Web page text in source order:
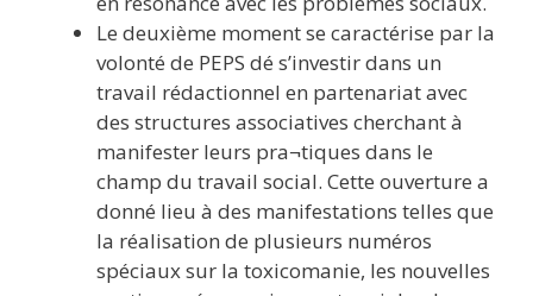
Le deuxième moment se caractérise par la
volonté de PEPS dé s’investir dans un
travail rédactionnel en partenariat avec
des structures associatives cherchant à
manifester leurs pra¬tiques dans le
champ du travail social. Cette ouverture a
donné lieu à des manifestations telles que
la réalisation de plusieurs numéros
spéciaux sur la toxicomanie, les nouvelles